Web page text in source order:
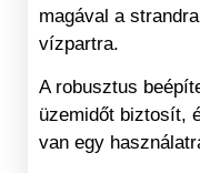
magával a
vízpartra.
A robusztus
üzemidőt biztosít,
van egy